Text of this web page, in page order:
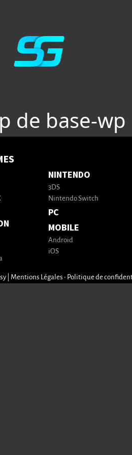
de base-wp
NINTENDO
3DS
Nintendo Switch
PC
MOBILE
Android
iOS
Mentions Légales • Politique de